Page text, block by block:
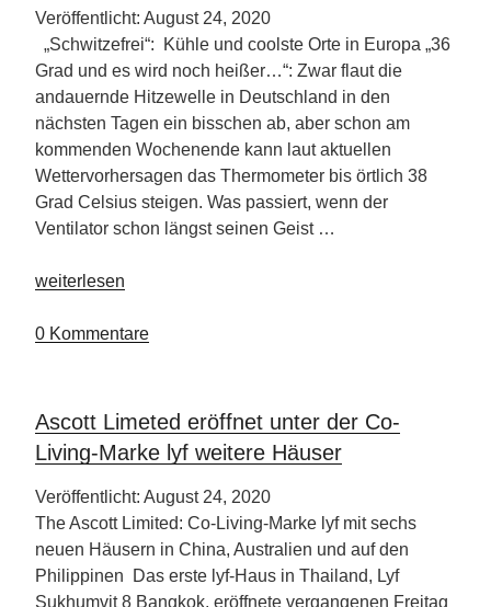
schönste
Burg
im
Land“
Veröffentlicht: August 24, 2020
„Schwitzefrei“: Kühle und coolste Orte in Europa „36
Grad und es wird noch heißer…“: Zwar flaut die
andauernde Hitzewelle in Deutschland in den
nächsten Tagen ein bisschen ab, aber schon am
kommenden Wochenende kann laut aktuellen
Wettervorhersagen das Thermometer bis örtlich 38
Grad Celsius steigen. Was passiert, wenn der
Ventilator schon längst seinen Geist …
„Kühl,
am
weiterlesen
0 Kommentare
Ascott Limeted eröffnet unter der Co-
Living-Marke lyf weitere Häuser
Veröffentlicht: August 24, 2020
The Ascott Limited: Co-Living-Marke lyf mit sechs
neuen Häusern in China, Australien und auf den
Philippinen Das erste lyf-Haus in Thailand, Lyf
Sukhumvit 8 Bangkok, eröffnete vergangenen Freitag